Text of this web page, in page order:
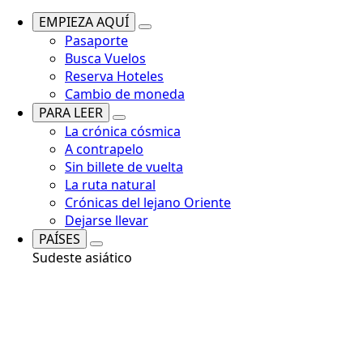
EMPIEZA AQUÍ
Pasaporte
Busca Vuelos
Reserva Hoteles
Cambio de moneda
PARA LEER
La crónica cósmica
A contrapelo
Sin billete de vuelta
La ruta natural
Crónicas del lejano Oriente
Dejarse llevar
PAÍSES
Sudeste asiático